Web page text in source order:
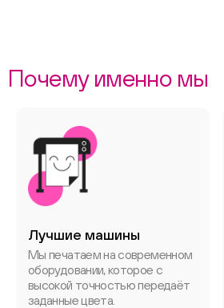
Почему именно мы
Лучшие машины
Мы печатаем на современном
оборудовании, которое с
высокой точностью передаёт
заданные цвета.